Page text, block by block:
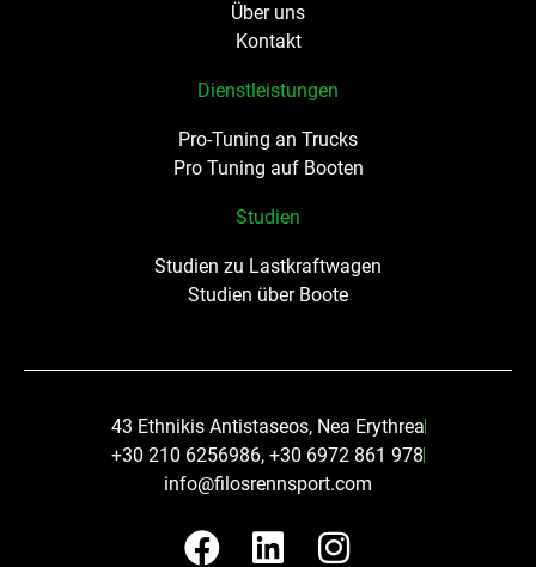
Über uns
Kontakt
Dienstleistungen
Pro-Tuning an Trucks
Pro Tuning auf Booten
Studien
Studien zu Lastkraftwagen
Studien über Boote
43 Ethnikis Antistaseos, Nea Erythrea
+30 210 6256986, +30 6972 861 978
info@filosrennsport.com
F
L
I